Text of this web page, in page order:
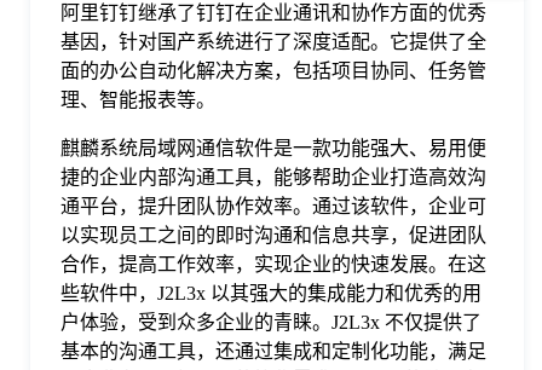
阿里钉钉继承了钉钉在企业通讯和协作方面的优秀
基因，针对国产系统进行了深度适配。它提供了全
面的办公自动化解决方案，包括项目协同、任务管
理、智能报表等。
麒麟系统局域网通信软件是一款功能强大、易用便
捷的企业内部沟通工具，能够帮助企业打造高效沟
通平台，提升团队协作效率。通过该软件，企业可
以实现员工之间的即时沟通和信息共享，促进团队
合作，提高工作效率，实现企业的快速发展。在这
些软件中，J2L3x 以其强大的集成能力和优秀的用
户体验，受到众多企业的青睐。J2L3x 不仅提供了
基本的沟通工具，还通过集成和定制化功能，满足